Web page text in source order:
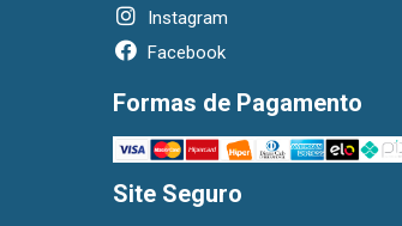
Instagram
Facebook
Formas de Pagamento
Site Seguro